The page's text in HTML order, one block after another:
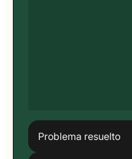
Problema resuelto